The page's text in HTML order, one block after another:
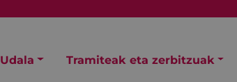
Udala Tramiteak eta zerbitzuak